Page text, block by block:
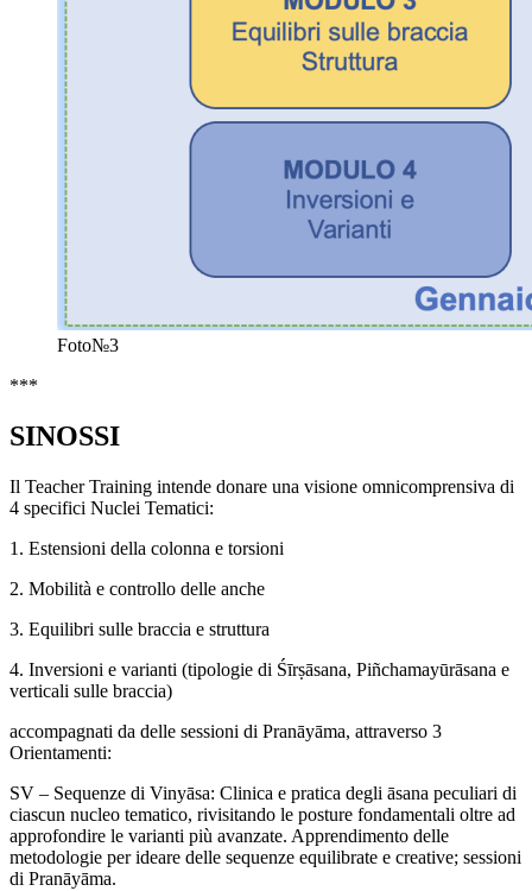
Foto№3
***
SINOSSI
Il Teacher Training intende donare una visione omnicomprensiva di
4 specifici Nuclei Tematici:
1. Estensioni della colonna e torsioni
2. Mobilità e controllo delle anche
3. Equilibri sulle braccia e struttura
4. Inversioni e varianti (tipologie di Śīrṣāsana, Piñchamayūrāsana e
verticali sulle braccia)
accompagnati da delle sessioni di Pranāyāma, attraverso 3
Orientamenti:
SV – Sequenze di Vinyāsa: Clinica e pratica degli āsana peculiari di
ciascun nucleo tematico, rivisitando le posture fondamentali oltre ad
approfondire le varianti più avanzate. Apprendimento delle
metodologie per ideare delle sequenze equilibrate e creative; sessioni
di Pranāyāma.